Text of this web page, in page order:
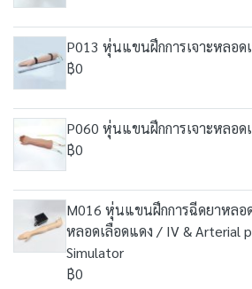
P013 หุ่นแขนฝึกการเจาะหลอด
฿0
P060 หุ่นแขนฝึกการเจาะหลอด
฿0
M016 หุ่นแขนฝึกการฉีดยาหลอ
หลอดเลือดแดง / IV & Arterial
Simulator
฿0